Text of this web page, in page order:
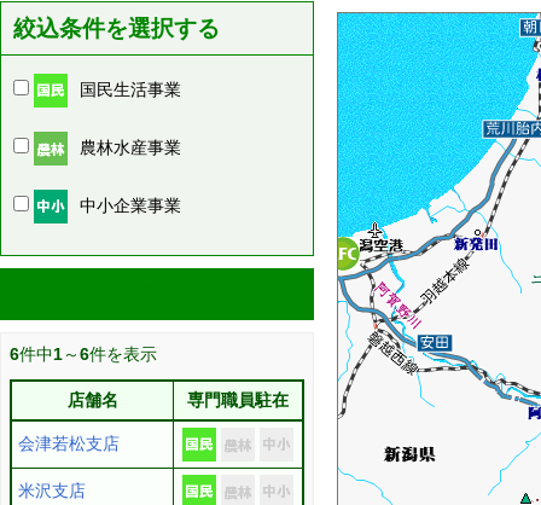
絞込条件を選択する
国民生活事業
農林水産事業
中小企業事業
6件中1～6件を表示
店舗名 専門職員駐在
会津若松支店
米沢支店